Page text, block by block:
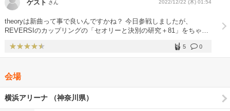
め、過去2回に聞いてなかった曲を11曲もやってくれた。同じツアー
でも連日セトリを大幅に入れ替える彼らならではのファンサービスな
のだろう。 一番の感動は『～流れ・・・』を演ってくれたこと。ま
さか想定していなかっただけに、会場が異様な興奮に包まれた気がし
い年越しができそうである。 そして来年夏の日産スタジアムのサプ
ライズ発表！ 帰り道、早速息子が先行予約してた。無論、自分の分
ゲスト さん 2022/12/22 (木) 01:54
theoryは新曲って事で良いんですかね？ 今日参戦しましたが、
REVERSIのカップリングの「セオリーと決別の研究＋81」をちゃん
で、新曲だよ！と宣言して歌っていたのであればそれで良いのです
が、詳細知りたくてうずうずしている状態です笑
0
5
会場
横浜アリーナ （神奈川県）